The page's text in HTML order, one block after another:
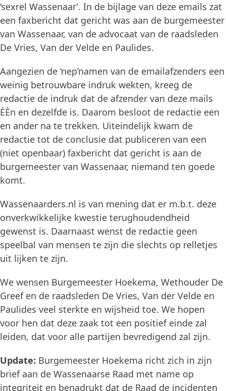
‘sexrel Wassenaar’. In de bijlage van deze emails zat
een faxbericht dat gericht was aan de burgemeester
van Wassenaar, van de advocaat van de raadsleden
De Vries, Van der Velde en Paulides.
Aangezien de ‘nep’namen van de emailafzenders een
weinig betrouwbare indruk wekten, kreeg de
redactie de indruk dat de afzender van deze mails
ÈÈn en dezelfde is. Daarom besloot de redactie een
en ander na te trekken. Uiteindelijk kwam de
redactie tot de conclusie dat publiceren van een
(niet openbaar) faxbericht dat gericht is aan de
burgemeester van Wassenaar, niemand ten goede
komt.
Wassenaarders.nl is van mening dat er m.b.t. deze
onverkwikkelijke kwestie terughoudendheid
gewenst is. Daarnaast wenst de redactie geen
speelbal van mensen te zijn die slechts op relletjes
uit lijken te zijn.
We wensen Burgemeester Hoekema, Wethouder De
Greef en de raadsleden De Vries, Van der Velde en
Paulides veel sterkte en wijsheid toe. We hopen
voor hen dat deze zaak tot een positief einde zal
leiden, dat voor alle partijen bevredigend zal zijn.
Update: Burgemeester Hoekema richt zich in zijn
brief aan de Wassenaarse Raad met name op
integriteit en benadrukt dat de Raad de incidenten